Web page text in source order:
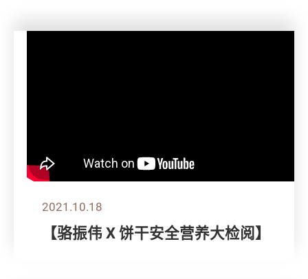
2021.10.18
【骆振伟 X 饼干安全营养大检阅】